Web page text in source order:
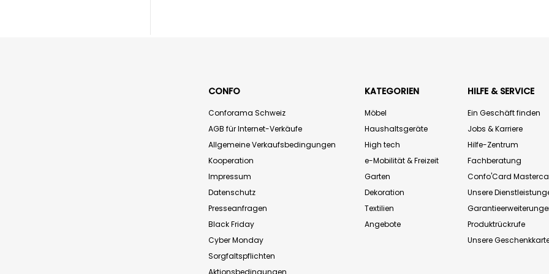
CONFO
Conforama Schweiz
AGB für Internet-Verkäufe
Allgemeine Verkaufsbedingungen
Kooperation
Impressum
Datenschutz
Presseanfragen
Black Friday
Cyber Monday
Sorgfaltspflichten
KATEGORIEN
Möbel
Haushaltsgeräte
High tech
e-Mobilität & Freizeit
Garten
Dekoration
Textilien
Angebote
HILFE & SERVICE
Ein Geschäft finden
Jobs & Karriere
Hilfe-Zentrum
Fachberatung
Confo'Card
Unsere
Produktrückrufe
Unsere